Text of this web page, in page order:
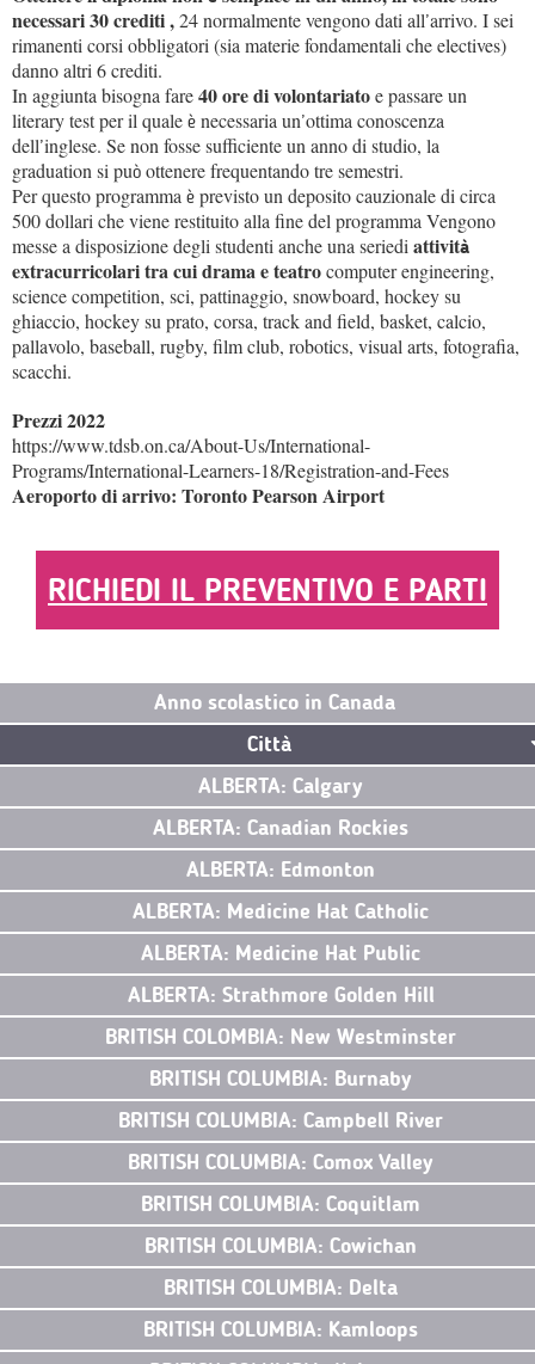
necessari 30 crediti ,24 normalmente vengono dati all’arrivo. I sei
rimanenti corsi obbligatori (sia materie fondamentali che electives)
danno altri 6 crediti.
In aggiunta bisogna fare40 ore di volontariatoe passare un
literary test per il quale è necessaria un’ottima conoscenza
dell’inglese. Se non fosse sufficiente un anno di studio, la
graduation si può ottenere frequentando tre semestri.
Per questo programma è previsto un deposito cauzionale di circa
500 dollari che viene restituito alla fine del programma Vengono
messe a disposizione degli studenti anche una seriedi attività
extracurricolari tra cui drama e teatrocomputer engineering,
science competition, sci, pattinaggio, snowboard, hockey su
ghiaccio, hockey su prato, corsa, track and field, basket, calcio,
pallavolo, baseball, rugby, film club, robotics, visual arts, fotografia,
scacchi.
Prezzi 2022
https://www.tdsb.on.ca/About-Us/International-
Programs/International-Learners-18/Registration-and-Fees
Aeroporto di arrivo: Toronto Pearson Airport
RICHIEDI IL PREVENTIVO E PARTI
Anno scolastico in Canada
Città
ALBERTA: Calgary
ALBERTA: Canadian Rockies
ALBERTA: Edmonton
ALBERTA: Medicine Hat Catholic
ALBERTA: Medicine Hat Public
ALBERTA: Strathmore Golden Hill
BRITISH COLOMBIA: New Westminster
BRITISH COLUMBIA: Burnaby
BRITISH COLUMBIA: Campbell River
BRITISH COLUMBIA: Comox Valley
BRITISH COLUMBIA: Coquitlam
BRITISH COLUMBIA: Cowichan
BRITISH COLUMBIA: Delta
BRITISH COLUMBIA: Kamloops